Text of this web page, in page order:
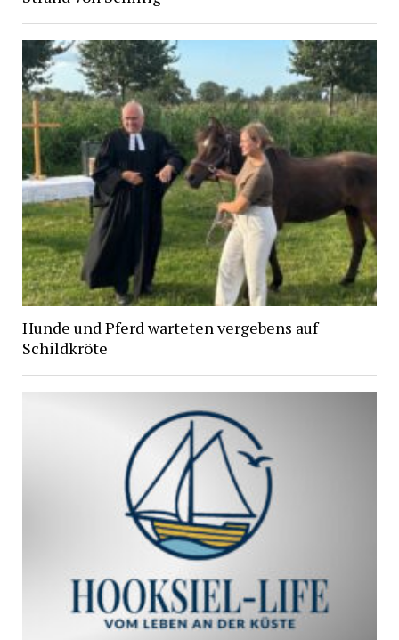
Hunde und Pferd warteten vergebens auf
Schildkröte